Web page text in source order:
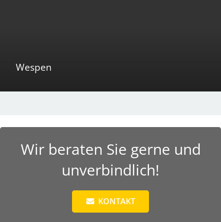
Wespen
Wir beraten Sie gerne und
unverbindlich!
KONTAKT